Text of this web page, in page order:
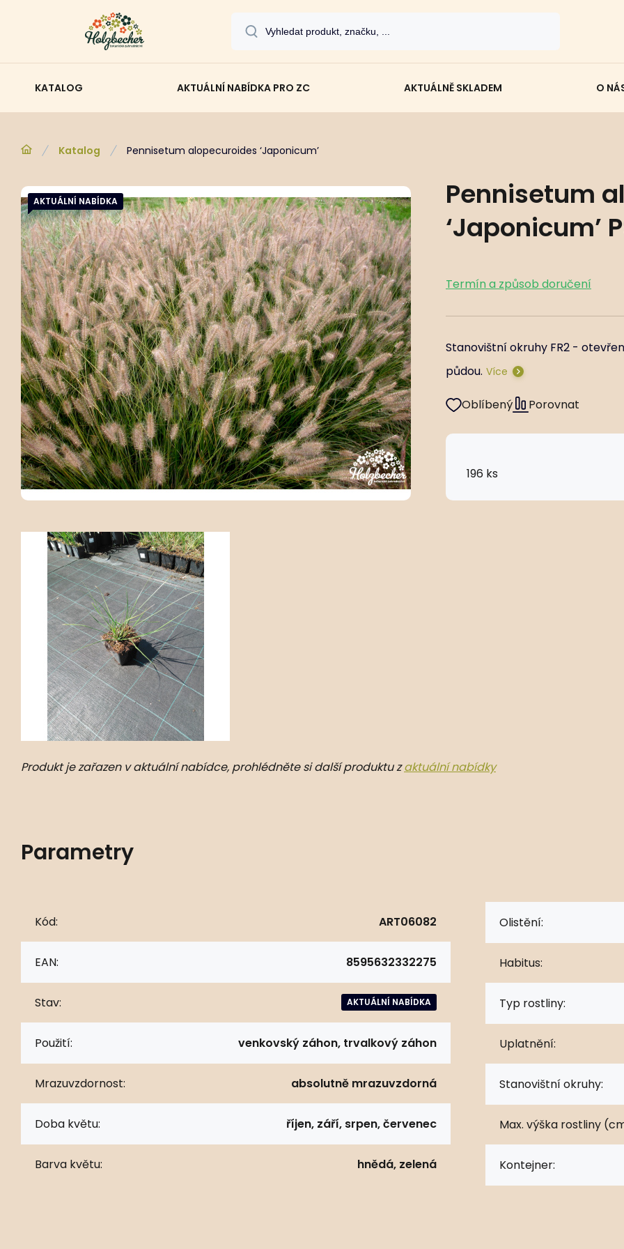
KATALOG AKTUÁLNÍ NABÍDKA PRO ZC AKTUÁLNĚ SKLADEM O
Katalog Pennisetum alopecuroides ‘Japonicum’
AKTUÁLNÍ NABÍDKA
Pennisetum
‘Japonicum’
Termín a způsob doručení
Stanovištní okruhy FR2 -
půdou. Více
Oblíbený Porovnat
196 ks
Produkt je zařazen v aktuální nabídce, prohlédněte si další produktu zaktuální nabídky
Parametry
Kód: ART06082
EAN: 8595632332275
Stav: AKTUÁLNÍ NABÍDKA
Použití: venkovský záhon, trvalkový záhon
Mrazuvzdornost: absolutně mrazuvzdorná
Doba květu: říjen, září, srpen, červenec
Barva květu: hnědá, zelená
Olistění:
Habitus:
Typ rostliny:
Uplatnění:
Stanovištní okruhy:
Max. výška rostliny
Kontejner: